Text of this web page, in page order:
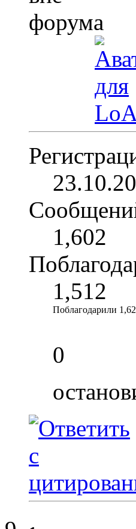
1,602
1,512
Поблагодарили
0